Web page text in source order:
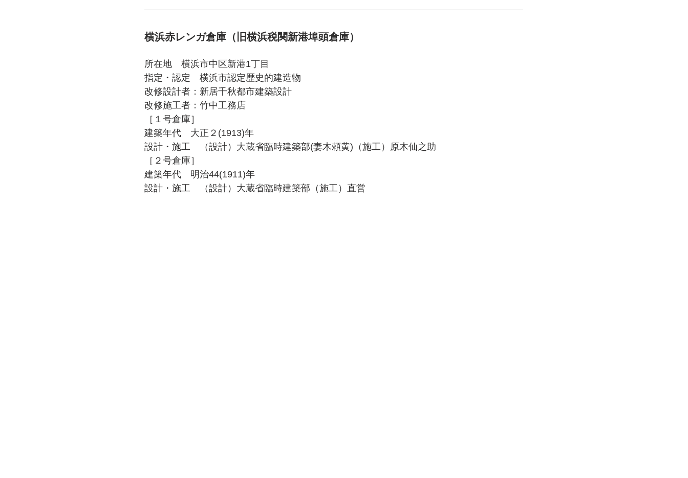
横浜赤レンガ倉庫（旧横浜税関新港埠頭倉庫）
所在地　横浜市中区新港1丁目
指定・認定　横浜市認定歴史的建造物
改修設計者：新居千秋都市建築設計
改修施工者：竹中工務店
［１号倉庫］
建築年代　大正２(1913)年
設計・施工　（設計）大蔵省臨時建築部(妻木頼黄)（施工）原木仙之助
［２号倉庫］
建築年代　明治44(1911)年
設計・施工　（設計）大蔵省臨時建築部（施工）直営